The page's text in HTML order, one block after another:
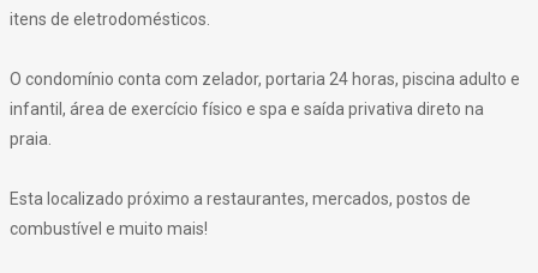
itens de eletrodomésticos.
O condomínio conta com zelador, portaria 24 horas, piscina adulto e
infantil, área de exercício físico e spa e saída privativa direto na
praia.
Esta localizado próximo a restaurantes, mercados, postos de
combustível e muito mais!